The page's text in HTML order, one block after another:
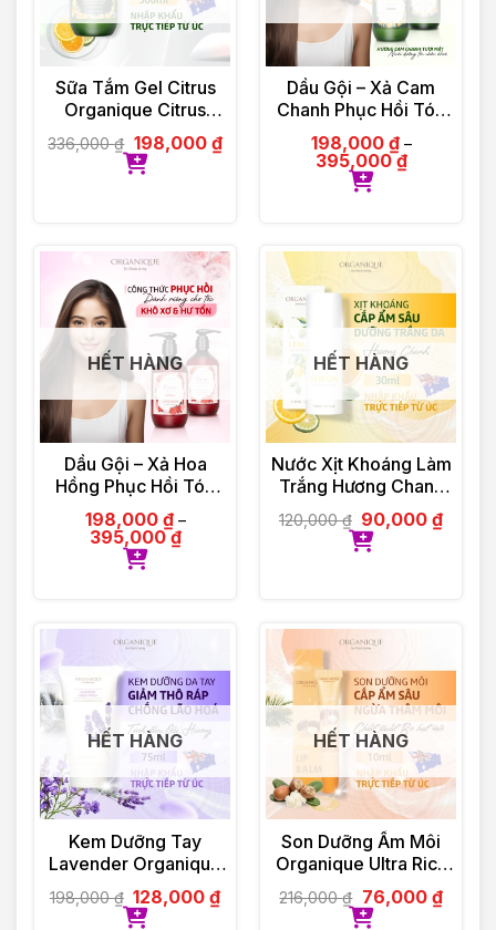
Sữa Tắm Gel Citrus
Organique Citrus
Shower Gel Ladies
500ml
336,000₫ 198,000 ₫
Dầu Gội – Xả Cam
Chanh Phục Hồi Tóc
Organique Rose
Repairing Shampoo
Ladies 500ml
198,000 ₫–
395,000₫
HẾT HÀNG
Dầu Gội – Xả Hoa
Hồng Phục Hồi Tóc
Organique Rose
Repairing Shampoo
Ladies 500ml
198,000 ₫–
395,000₫
HẾT HÀNG
Nước Xịt Khoáng Làm
Trắng Hương Chanh
Organique Lemon
Whitening Mist 30ml
120,000₫ 90,000₫
HẾT HÀNG
Kem Dưỡng Tay
Lavender Organique
Hand Cream 75ml
198,000₫ 128,000₫
HẾT HÀNG
Son Dưỡng Ẩm Môi
Organique Ultra Rich
Lip Balm 10ml
216,000₫ 76,000 ₫